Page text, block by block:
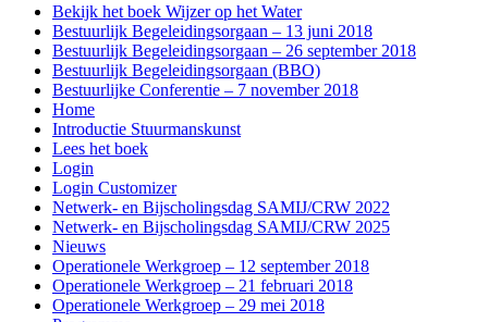
Bekijk het boek Wijzer op het Water
Bestuurlijk Begeleidingsorgaan – 13 juni 2018
Bestuurlijk Begeleidingsorgaan – 26 september 2018
Bestuurlijk Begeleidingsorgaan (BBO)
Bestuurlijke Conferentie – 7 november 2018
Home
Introductie Stuurmanskunst
Lees het boek
Login
Login Customizer
Netwerk- en Bijscholingsdag SAMIJ/CRW 2022
Netwerk- en Bijscholingsdag SAMIJ/CRW 2025
Nieuws
Operationele Werkgroep – 12 september 2018
Operationele Werkgroep – 21 februari 2018
Operationele Werkgroep – 29 mei 2018